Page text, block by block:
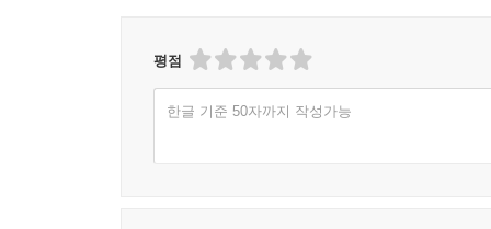
평점
한글 기준 50자까지 작성가능